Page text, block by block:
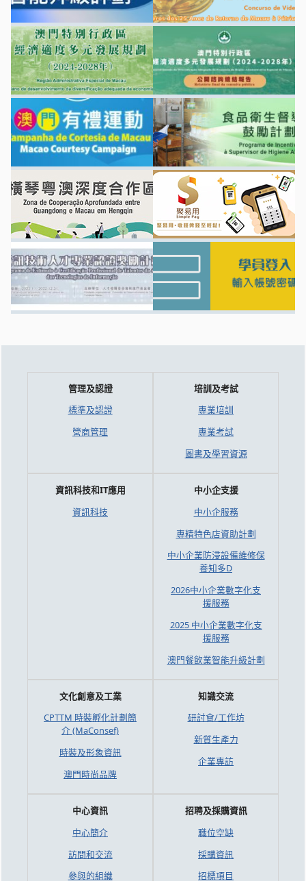
管理及認證
標準及認證
營商管理
培訓及考試
專業培訓
專業考試
圖書及學習資源
資訊科技和IT應用
資訊科技
中小企支援
中小企服務
專精特色店資助計劃
中小企業防浸設備維修保
養知多D
2026中小企業數字化支
援服務
2025 中小企業數字化支
援服務
澳門餐飲業智能升級計劃
文化創意及工業
CPTTM 時裝孵化計劃簡
介 (MaConsef)
時裝及形象資訊
澳門時尚品牌
知識交流
研討會/工作坊
新質生產力
企業專訪
中心資訊
中心簡介
訪問和交流
參與的組織
招聘及採購資訊
職位空缺
採購資訊
招標項目